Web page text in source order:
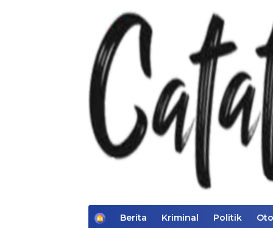
H
Berita Kriminal Politik